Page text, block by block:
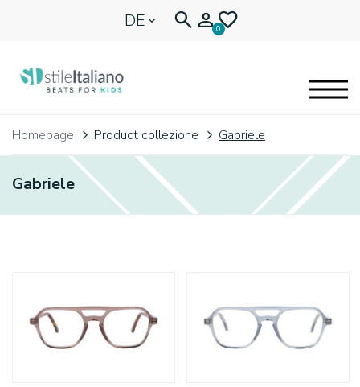
DE 0
EYEGLASSES
KIDENTITY
Homepage Product collezione Gabriele
Gabriele